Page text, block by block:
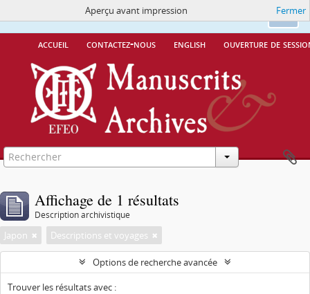
Ok
Ce site utilise des cookiesMore Info.
accueil contactez-nous english ouverture de
Aperçu avant impression Fermer
Affichage de 1 résultats
Description archivistique
Japon Descriptions et voyages
Options de recherche avancée
Trouver les résultats avec :